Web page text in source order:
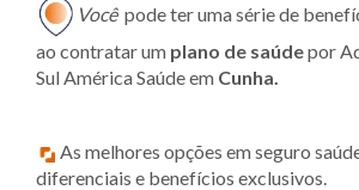
Você pode ter uma série de
ao contratar um plano de saúdepor
Sul América Saúde em Cunha.
As melhores opções em seguro
diferenciais e benefícios exclusivos.